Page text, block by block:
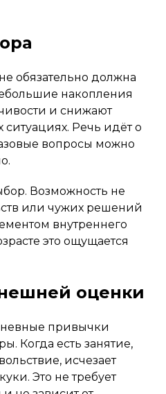
обязательно должна
накопления
и снижают
ситуациях. Речь идёт о
вопросы можно
Возможность не
или чужих решений
внутреннего
это ощущается
оценки
привычки
Когда есть занятие,
исчезает
Это не требует